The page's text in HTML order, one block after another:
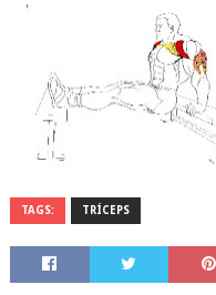
TAGS: TRÍCEPS